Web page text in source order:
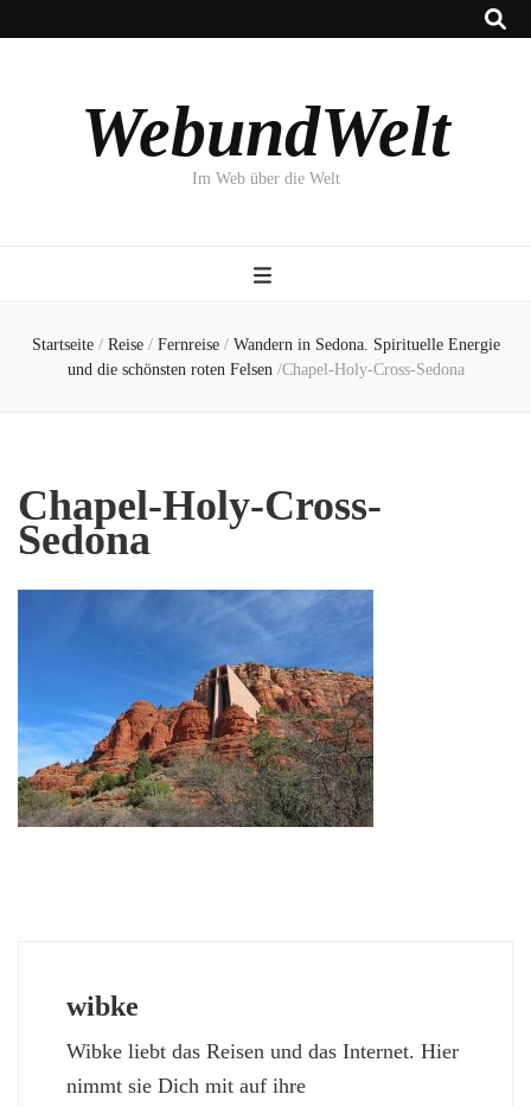
WebundWelt
Im Web über die Welt
Startseite / Reise / Fernreise / Wandern in Sedona. Spirituelle Energie
und die schönsten roten Felsen /Chapel-Holy-Cross-Sedona
Chapel-Holy-Cross-
Sedona
wibke
Wibke liebt das Reisen und das Internet. Hier
nimmt sie Dich mit auf ihre